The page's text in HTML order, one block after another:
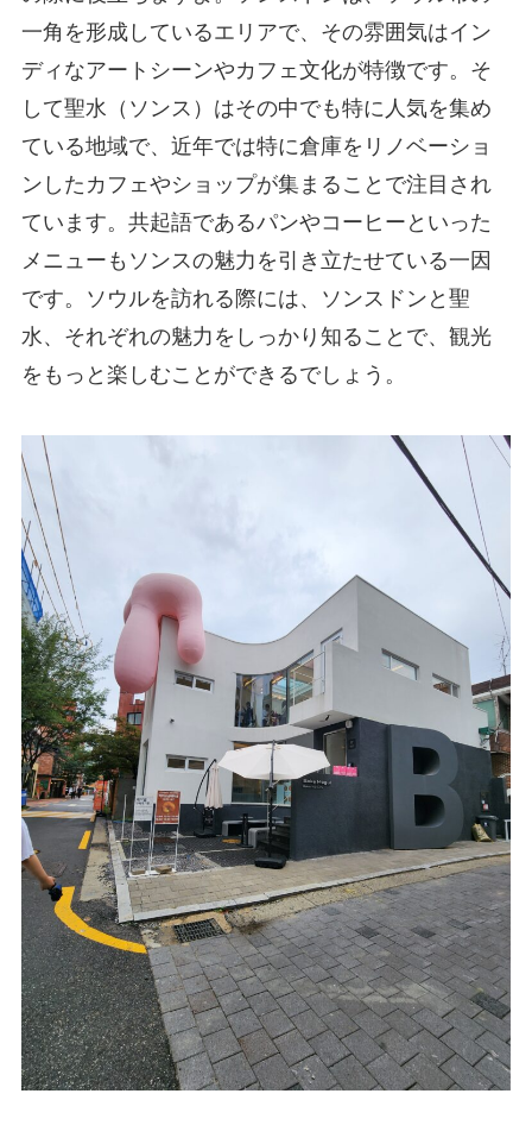
一角を形成しているエリアで、その雰囲気はイン
ディなアートシーンやカフェ文化が特徴です。そ
して聖水（ソンス）はその中でも特に人気を集め
ている地域で、近年では特に倉庫をリノベーショ
ンしたカフェやショップが集まることで注目され
ています。共起語であるパンやコーヒーといった
メニューもソンスの魅力を引き立たせている一因
です。ソウルを訪れる際には、ソンスドンと聖
水、それぞれの魅力をしっかり知ることで、観光
をもっと楽しむことができるでしょう。